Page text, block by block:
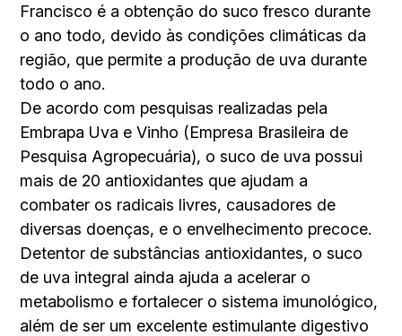
Francisco é a obtenção do suco fresco durante
o ano todo, devido às condições climáticas da
região, que permite a produção de uva durante
todo o ano.
De acordo com pesquisas realizadas pela
Embrapa Uva e Vinho (Empresa Brasileira de
Pesquisa Agropecuária), o suco de uva possui
mais de 20 antioxidantes que ajudam a
combater os radicais livres, causadores de
diversas doenças, e o envelhecimento precoce.
Detentor de substâncias antioxidantes, o suco
de uva integral ainda ajuda a acelerar o
metabolismo e fortalecer o sistema imunológico,
além de ser um excelente estimulante digestivo